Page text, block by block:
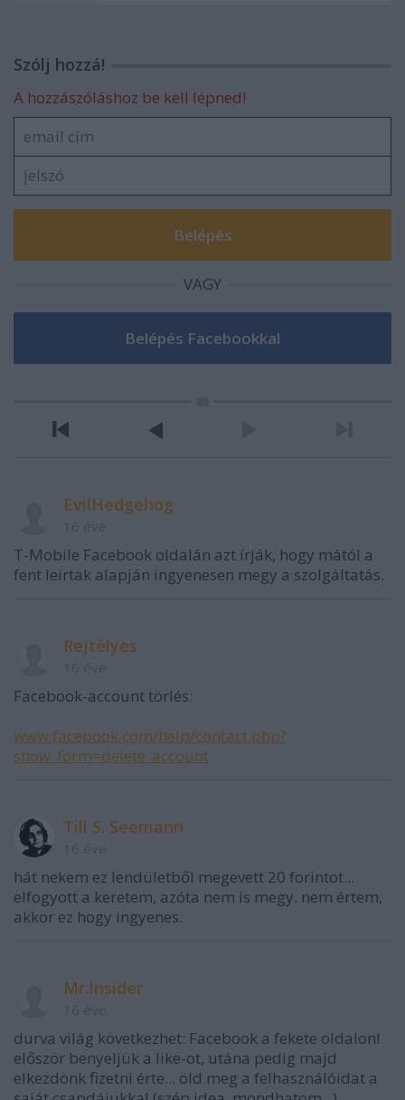
Szólj hozzá!
A hozzászóláshoz be kell lépned!
VAGY
EvilHedgehog
T-Mobile Facebook oldalán azt írják, hogy mától a
fent leírtak alapján ingyenesen megy a szolgáltatás.
Rejtélyes
Facebook-account törlés:
www.facebook.com/help/contact.php?
show_form=delete_account
Till S. Seemann
hát nekem ez lendületből megevett 20 forintot...
elfogyott a keretem, azóta nem is megy. nem értem,
akkor ez hogy ingyenes.
Mr.Insider
durva világ következhet: Facebook a fekete oldalon!
először benyeljük a like-ot, utána pedig majd
elkezdönk fizetni érte... öld meg a felhasználóidat a